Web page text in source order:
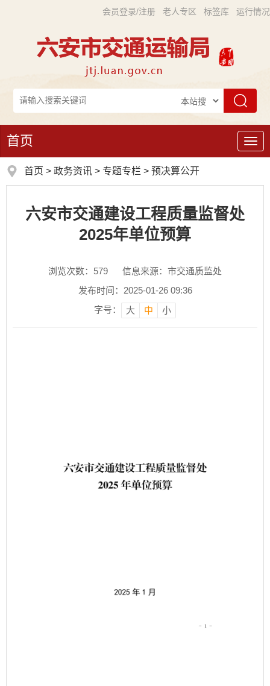
会员登录/注册 老人专区 标签库 运行情况
导
航
首页
首页 > 政务资讯 > 专题专栏 > 预决算公开
六安市交通建设工程质量监督处
2025年单位预算
浏览次数： 579
信息来源：市交通质监处
发布时间：2025-01-26 09:36
字号：
大 中 小